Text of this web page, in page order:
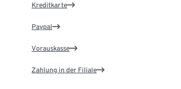
Kreditkarte
Paypal
Vorauskasse
Zahlung in der Filiale